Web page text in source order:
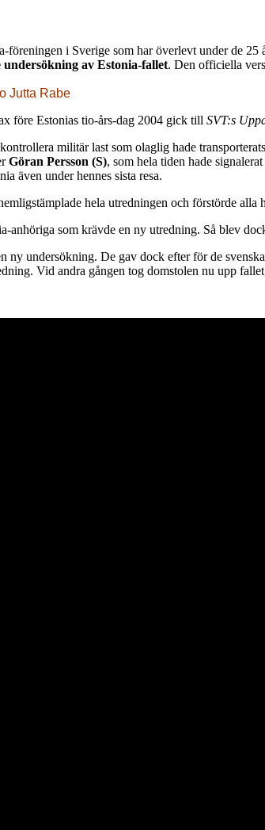
föreningen i Sverige som har överlevt under de
undersökning av Estonia-fallet. Den officiella
Jutta Rabe
före Estonias tio-års-dag 2004 gick till SVT:s
militär last som olaglig hade
Göran Persson (S), som hela tiden hade
även under hennes sista resa.
hela utredningen och förstörde alla
anhöriga som krävde en ny utredning. Så blev
ny undersökning. De gav dock efter för de
Vid andra gången tog domstolen nu upp